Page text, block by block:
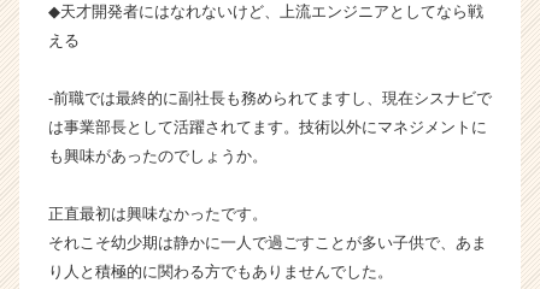
ウ
届
く
就
活
イ
ト
チ
◆天才開発者にはなれないけど、上流エンジニアとしてなら戦
える
-前職では最終的に副社長も務められてますし、現在シスナビで
は事業部長として活躍されてます。技術以外にマネジメントに
も興味があったのでしょうか。
正直最初は興味なかったです。
それこそ幼少期は静かに一人で過ごすことが多い子供で、あま
り人と積極的に関わる方でもありませんでした。